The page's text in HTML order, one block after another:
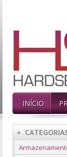
INÍCIO